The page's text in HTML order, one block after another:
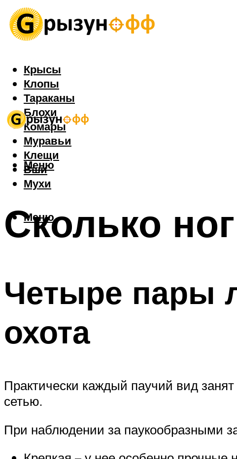
Крысы
Клопы
Тараканы
Блохи
Комары
Муравьи
Клещи
Вши
Мухи
Меню
Меню
Сколько
Четыре пары
охота
Практически каждый паучий вид
сетью.
При наблюдении за паукообразными